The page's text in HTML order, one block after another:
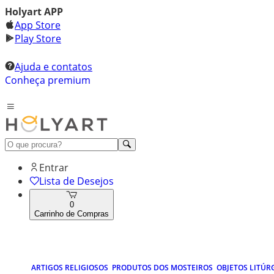
Holyart APP
App Store
Play Store
Ajuda e contatos
Conheça premium
Entrar
Lista de Desejos
0
Carrinho de Compras
ARTIGOS RELIGIOSOS PRODUTOS DOS MOSTEIROS OBJETOS